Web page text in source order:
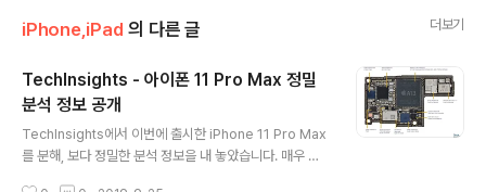
iPhone,iPad 의 다른 글 더보기
TechInsights - 아이폰 11 Pro Max 정밀
분석 정보 공개
TechInsights에서 이번에 출시한 iPhone 11 Pro Max
를 분해, 보다 정밀한 분석 정보을 내 놓았습니다. 매우 기